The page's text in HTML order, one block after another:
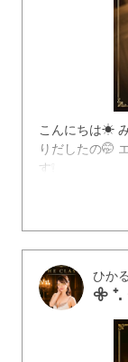
こんにちは☀︎
りだしたの🤭
す❕
ひかる
𖧷 ⁺.